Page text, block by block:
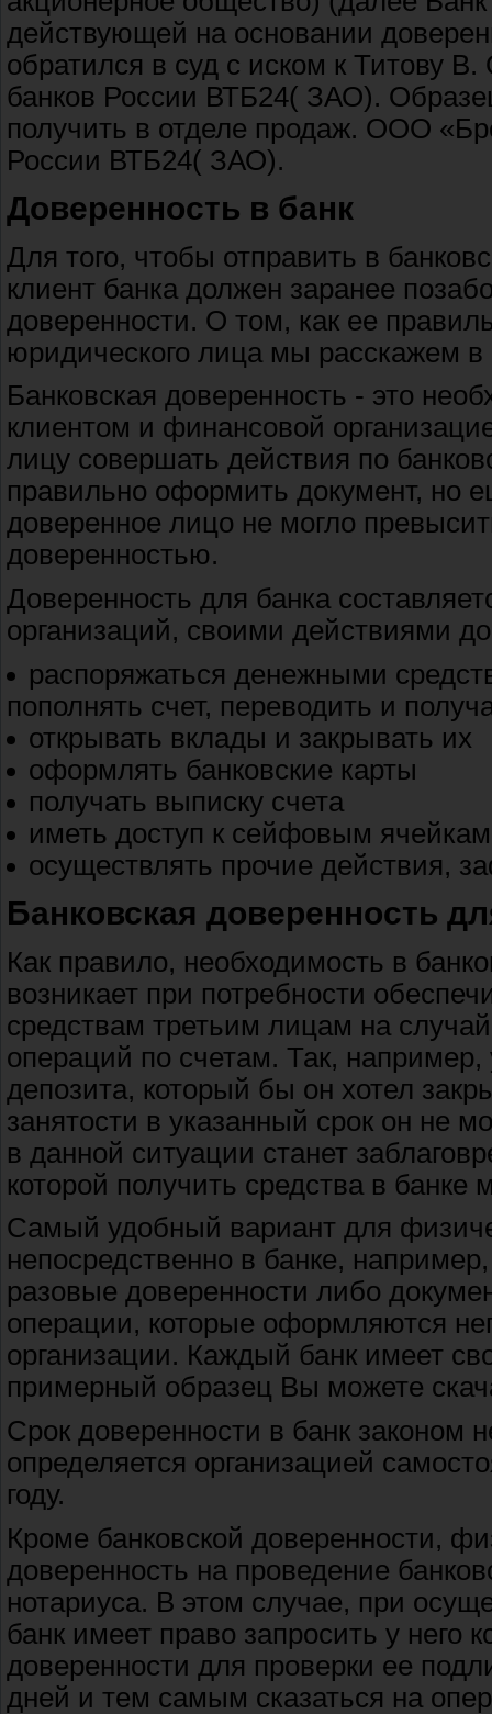
действующей на основании
обратился в суд с иском к Титову
банков России ВТБ24( ЗАО).
получить в отделе продаж. ООО
России ВТБ24( ЗАО).
Доверенность в банк
Для того, чтобы отправить в
клиент банка должен заранее
доверенности. О том, как ее
юридического лица мы расскажем в
Банковская доверенность - это
клиентом и финансовой
лицу совершать действия по
правильно оформить документ, но
доверенное лицо не могло
доверенностью.
Доверенность для банка
организаций, своими действиями
распоряжаться денежными
пополнять счет, переводить и
открывать вклады и закрывать их
оформлять банковские карты
получать выписку счета
иметь доступ к сейфовым ячейкам
осуществлять прочие действия,
Банковская доверенность
Как правило, необходимость в
возникает при потребности
средствам третьим лицам на
операций по счетам. Так, например,
депозита, который бы он хотел
занятости в указанный срок он не
в данной ситуации станет
которой получить средства в
Самый удобный вариант для
непосредственно в банке,
разовые доверенности либо
операции, которые оформляются
организации. Каждый банк имеет
примерный образец Вы можете
Срок доверенности в банк законом
определяется организацией
году.
Кроме банковской доверенности,
доверенность на проведение
нотариуса. В этом случае, при
банк имеет право запросить у него
доверенности для проверки ее
дней и тем самым сказаться на